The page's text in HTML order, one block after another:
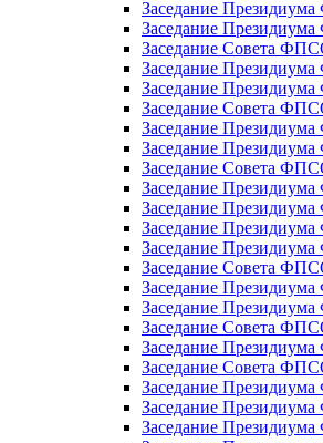
Заседание
Заседание
Заседание Совета
Заседание
Заседание
Заседание Совета
Заседание
Заседание
Заседание Совета
Заседание
Заседание
Заседание
Заседание
Заседание Совета
Заседание
Заседание
Заседание Совета
Заседание
Заседание Совета
Заседание
Заседание
Заседание